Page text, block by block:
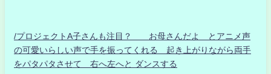
/プロジェクトA子さんも注目？ お母さんだよ とアニメ声
の可愛いらしい声で手を振ってくれる 起き上がりながら両手
をパタパタさせて 右へ左へと ダンスする